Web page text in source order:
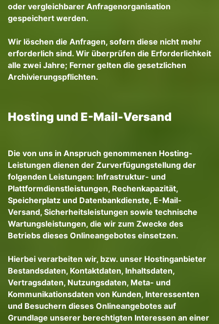
oder vergleichbarer Anfragenorganisation
gespeichert werden.
Wir löschen die Anfragen, sofern diese nicht mehr
erforderlich sind. Wir überprüfen die Erforderlichkeit
alle zwei Jahre; Ferner gelten die gesetzlichen
Archivierungspflichten.
Hosting und E-Mail-Versand
Die von uns in Anspruch genommenen Hosting-
Leistungen dienen der Zurverfügungstellung der
folgenden Leistungen: Infrastruktur- und
Plattformdienstleistungen, Rechenkapazität,
Speicherplatz und Datenbankdienste, E-Mail-
Versand, Sicherheitsleistungen sowie technische
Wartungsleistungen, die wir zum Zwecke des
Betriebs dieses Onlineangebotes einsetzen.
Hierbei verarbeiten wir, bzw. unser Hostinganbieter
Bestandsdaten, Kontaktdaten, Inhaltsdaten,
Vertragsdaten, Nutzungsdaten, Meta- und
Kommunikationsdaten von Kunden, Interessenten
und Besuchern dieses Onlineangebotes auf
Grundlage unserer berechtigten Interessen an einer